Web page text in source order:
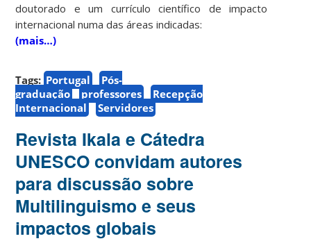
doutorado e um currículo científico de impacto
internacional numa das áreas indicadas:
(mais…)
Tags: Portugal
Pós-
graduação
professores
Recepção
Internacional
Servidores
Revista Ikala e Cátedra
UNESCO convidam autores
para discussão sobre
Multilinguismo e seus
impactos globais